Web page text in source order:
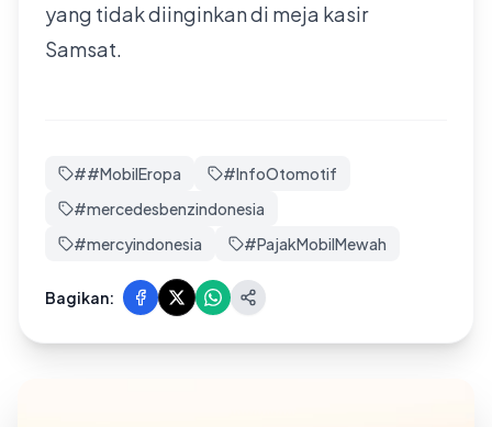
yang tidak diinginkan di meja kasir
Samsat.
##MobilEropa #InfoOtomotif
#mercedesbenzindonesia
#mercyindonesia #PajakMobilMewah
Bagikan: